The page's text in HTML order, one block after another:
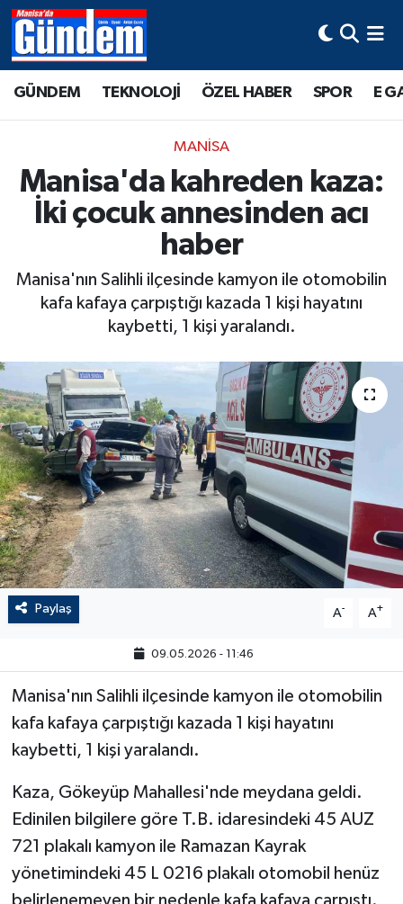
GÜNDEM TEKNOLOJİ ÖZEL HABER SPOR E
MANİSA
Manisa'da kahreden kaza:
İki çocuk annesinden acı
haber
Manisa'nın Salihli ilçesinde kamyon ile otomobilin
kafa kafaya çarpıştığı kazada 1 kişi hayatını
kaybetti, 1 kişi yaralandı.
Paylaş A- A+
09.05.2026 - 11:46
Manisa'nın Salihli ilçesinde kamyon ile otomobilin
kafa kafaya çarpıştığı kazada 1 kişi hayatını
kaybetti, 1 kişi yaralandı.
Kaza, Gökeyüp Mahallesi'nde meydana geldi.
Edinilen bilgilere göre T.B. idaresindeki 45 AUZ
721 plakalı kamyon ile Ramazan Kayrak
yönetimindeki 45 L 0216 plakalı otomobil henüz
Manisa Hava Durumu
Tüm Manşetler
Son Dakika Haberleri
Haber Arşivi